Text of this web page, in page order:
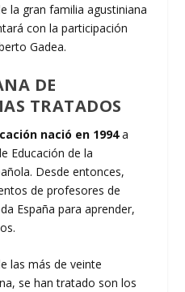
la gran familia agustiniana
con la participación
Gadea.
DE
TRATADOS
nació en 1994a
Educación de la
Desde entonces,
de profesores de
España para aprender,
las más de veinte
se han tratado son los